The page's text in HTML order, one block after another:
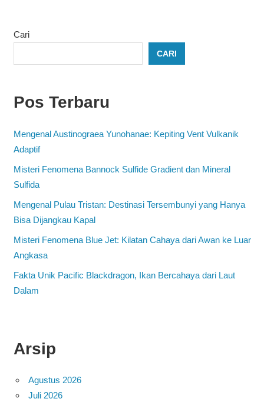
Cari
CARI
Pos Terbaru
Mengenal Austinograea Yunohanae: Kepiting Vent Vulkanik
Adaptif
Misteri Fenomena Bannock Sulfide Gradient dan Mineral
Sulfida
Mengenal Pulau Tristan: Destinasi Tersembunyi yang Hanya
Bisa Dijangkau Kapal
Misteri Fenomena Blue Jet: Kilatan Cahaya dari Awan ke Luar
Angkasa
Fakta Unik Pacific Blackdragon, Ikan Bercahaya dari Laut
Dalam
Arsip
Agustus 2026
Juli 2026